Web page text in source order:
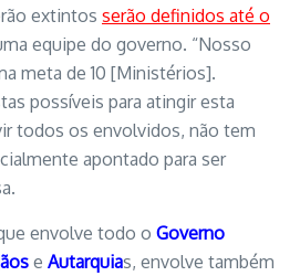
extintos serão definidos até o
equipe do governo. “Nosso
meta de 10 [Ministérios].
possíveis para atingir esta
todos os envolvidos, não tem
apontado para ser
envolve todo o Governo
e Autarquias, envolve também